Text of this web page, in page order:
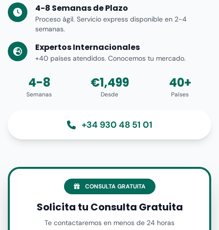
4-8 Semanas de Plazo
Proceso ágil. Servicio express disponible en 2-4
semanas.
Expertos Internacionales
+40 países atendidos. Conocemos tu mercado.
4-8
Semanas
€1,499
Desde
40+
Países
+34 930 48 51 01
CONSULTA GRATUITA
Solicita tu Consulta Gratuita
Te contactaremos en menos de 24 horas